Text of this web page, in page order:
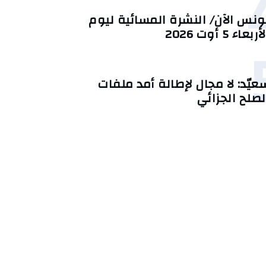
الآن/ النشرة المسائية ليوم
5 أوت 2026
لا مجال لإطالة أمد ملفات
الجزائي